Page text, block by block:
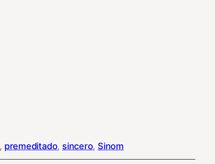
, premeditado, sincero, Sinom